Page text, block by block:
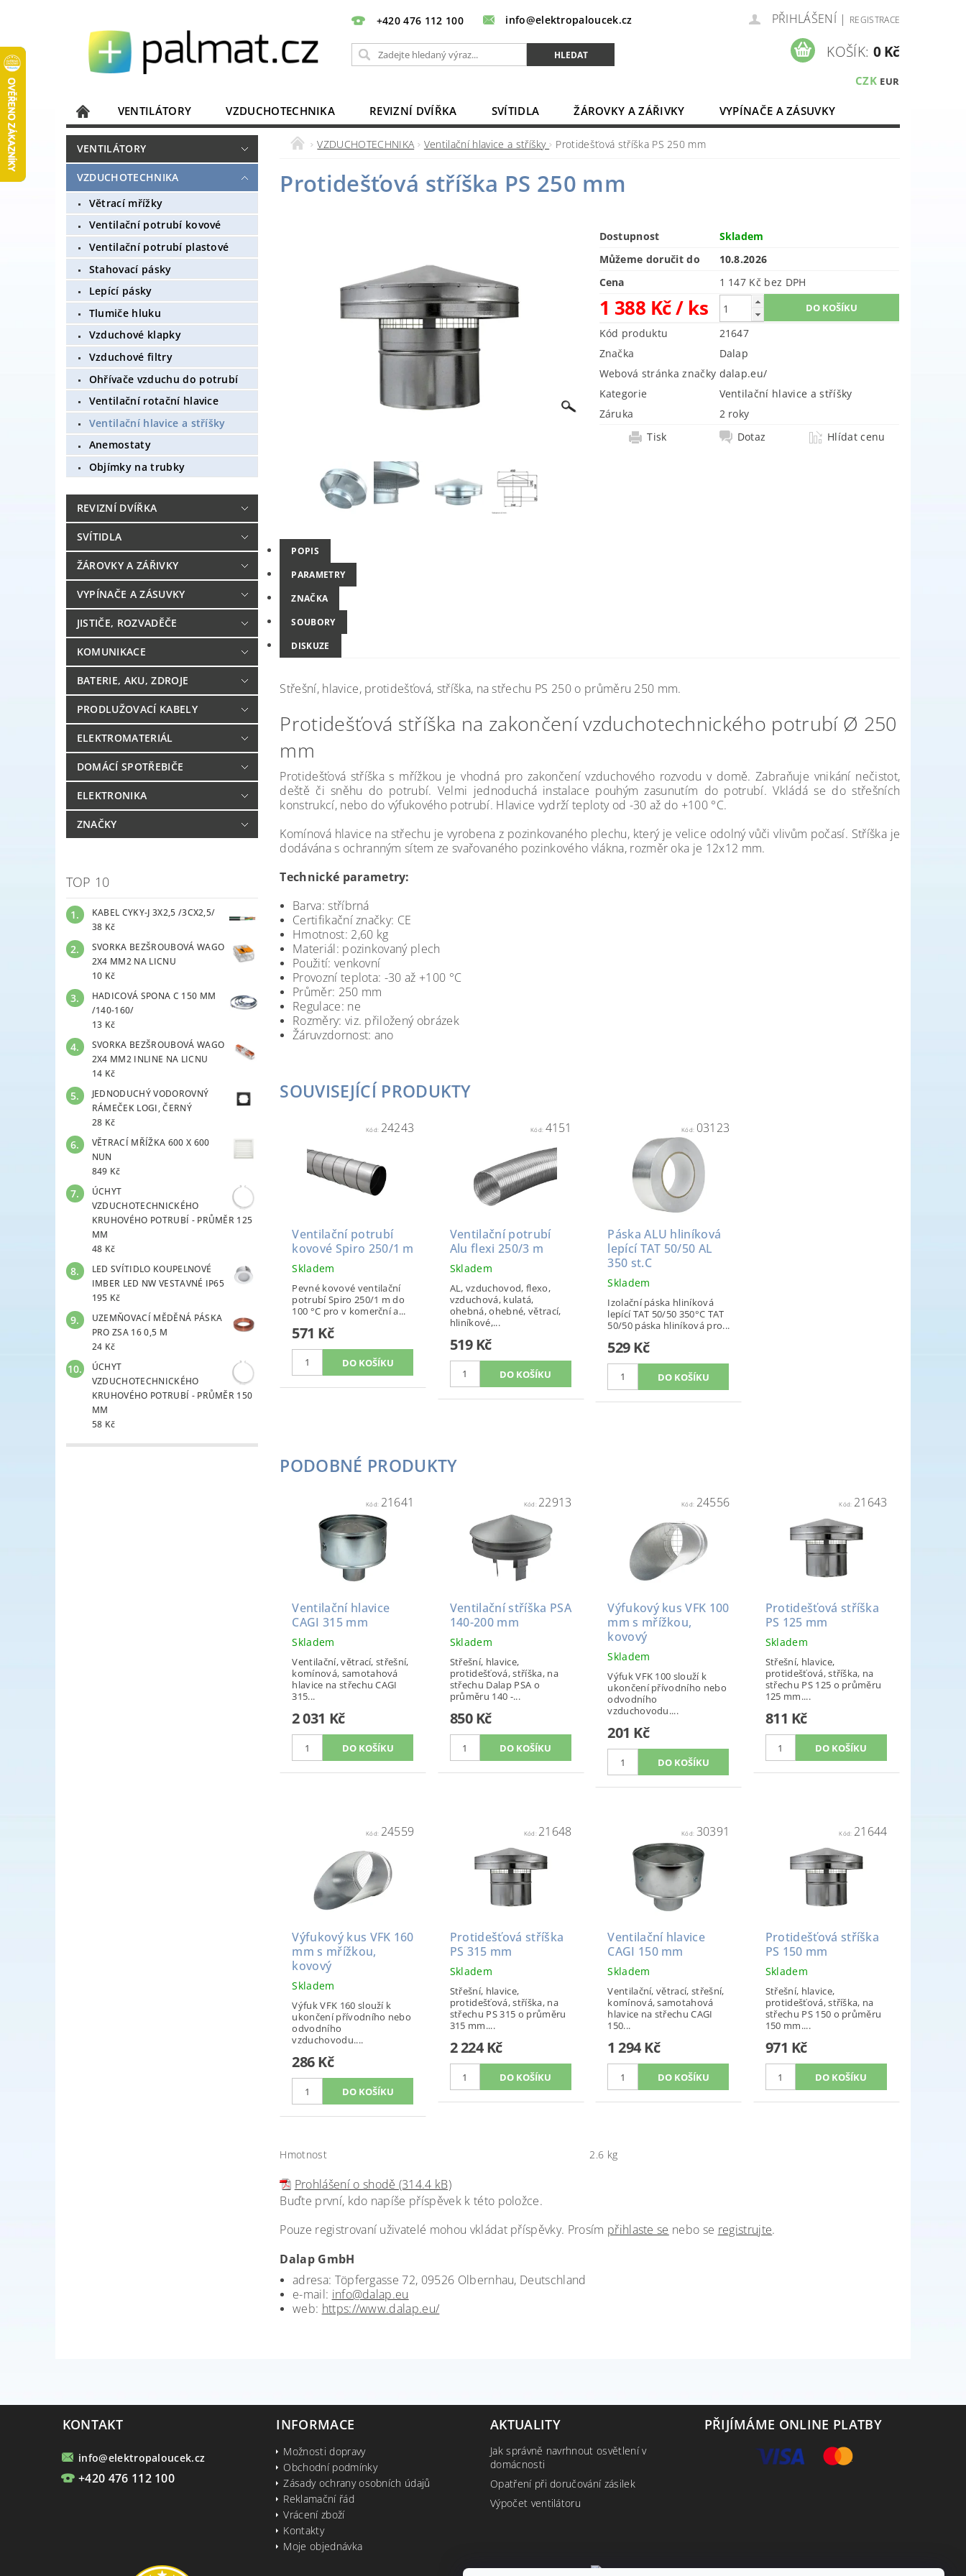
+420 476 112 100 info@elektropaloucek.cz PŘIHLÁŠENÍ | REGISTRACE
CZK EUR
KOŠÍK: 0 Kč
VENTILÁTORY VZDUCHOTECHNIKA REVIZNÍ DVÍŘKA SVÍTIDLA ŽÁROVKY A ZÁŘIVKY
VYPÍNAČE A ZÁSUVKY
JISTIČE, ROZVADĚČE
KOMUNIKACE
DOMÁCÍ SPOTŘEBIČE
ELEKTRONIKA
VENTILÁTORY
VZDUCHOTECHNIKA
Větrací mřížky
Ventilační potrubí kovové
Ventilační potrubí plastové
Stahovací pásky
Lepící pásky
Tlumiče hluku
Vzduchové klapky
Vzduchové filtry
Ohřívače vzduchu do potrubí
Ventilační rotační hlavice
Ventilační hlavice a stříšky
Anemostaty
Objímky na trubky
REVIZNÍ DVÍŘKA
SVÍTIDLA
ŽÁROVKY A ZÁŘIVKY
VYPÍNAČE A ZÁSUVKY
JISTIČE, ROZVADĚČE
KOMUNIKACE
BATERIE, AKU, ZDROJE
PRODLUŽOVACÍ KABELY
ELEKTROMATERIÁL
DOMÁCÍ SPOTŘEBIČE
ELEKTRONIKA
ZNAČKY
TOP 10
KABEL CYKY-J 3X2,5 /3CX2,5/
38 Kč
SVORKA BEZŠROUBOVÁ WAGO
2X4 MM2 NA LICNU
10 Kč
HADICOVÁ SPONA C 150 MM
/140-160/
13 Kč
SVORKA BEZŠROUBOVÁ WAGO
2X4 MM2 INLINE NA LICNU
14 Kč
JEDNODUCHÝ VODOROVNÝ
RÁMEČEK LOGI, ČERNÝ
28 Kč
VĚTRACÍ MŘÍŽKA 600 X 600
NUN
849 Kč
ÚCHYT
VZDUCHOTECHNICKÉHO
KRUHOVÉHO POTRUBÍ - PRŮMĚR 125
MM
48 Kč
LED SVÍTIDLO KOUPELNOVÉ
IMBER LED NW VESTAVNÉ IP65
195 Kč
UZEMŇOVACÍ MĚDĚNÁ PÁSKA
PRO ZSA 16 0,5 M
24 Kč
ÚCHYT
VZDUCHOTECHNICKÉHO
KRUHOVÉHO POTRUBÍ - PRŮMĚR 150
MM
58 Kč
VZDUCHOTECHNIKA Ventilační hlavice a stříšky Protidešťová stříška PS 250 mm
Protidešťová stříška PS 250 mm
Dostupnost
Skladem
Můžeme doručit do
10.8.2026
Cena
1 147 Kč bez DPH
1 388 Kč/ ks
Kód produktu
21647
Značka
Dalap
Webová stránka značky dalap.eu/
Kategorie
Ventilační hlavice a stříšky
Záruka
2 roky
Tisk
Dotaz Hlídat cenu
POPIS
PARAMETRY
ZNAČKA
SOUBORY
DISKUZE
Střešní, hlavice, protidešťová, stříška, na střechu PS 250 o průměru 250 mm.
Protidešťová stříška na zakončení vzduchotechnického potrubí Ø 250
mm
Protidešťová stříška s mřížkou je vhodná pro zakončení vzduchového rozvodu v domě. Zabraňuje vnikání nečistot,
deště či sněhu do potrubí. Velmi jednoduchá instalace pouhým zasunutím do potrubí. Vkládá se do střešních
konstrukcí, nebo do výfukového potrubí. Hlavice vydrží teploty od -30 až do +100 °C.
Komínová hlavice na střechu je vyrobena z pozinkovaného plechu, který je velice odolný vůči vlivům počasí. Stříška je
dodávána s ochranným sítem ze svařovaného pozinkového vlákna, rozměr oka je 12x12 mm.
Technické parametry:
Barva: stříbrná
Certifikační značky: CE
Hmotnost: 2,60 kg
Materiál: pozinkovaný plech
Použití: venkovní
Provozní teplota: -30 až +100 °C
Průměr: 250 mm
Regulace: ne
Rozměry: viz. přiložený obrázek
Žáruvzdornost: ano
SOUVISEJÍCÍ PRODUKTY
Kód: 24243
Ventilační potrubí
kovové Spiro 250/1 m
Skladem
Pevné kovové ventilační
potrubí Spiro 250/1 m do
100 °C pro v komerční a...
571 Kč
Kód: 4151
Ventilační potrubí
Alu flexi 250/3 m
Skladem
AL, vzduchovod, flexo,
vzduchová, kulatá,
ohebná, ohebné, větrací,
hliníkové,...
519 Kč
Kód: 03123
Páska ALU hliníková
lepící TAT 50/50 AL
350 st.C
Skladem
Izolační páska hliníková
lepící TAT 50/50 350°C TAT
50/50 páska hliníková pro...
529 Kč
PODOBNÉ PRODUKTY
Kód: 21641
Ventilační hlavice
CAGI 315 mm
Skladem
Ventilační, větrací, střešní,
komínová, samotahová
hlavice na střechu CAGI
315...
2 031 Kč
Kód: 22913
Ventilační stříška PSA
140-200 mm
Skladem
Střešní, hlavice,
protidešťová, stříška, na
střechu Dalap PSA o
průměru 140 -...
850 Kč
Kód: 24556
Výfukový kus VFK 100
mm s mřížkou,
kovový
Skladem
Výfuk VFK 100 slouží k
ukončení přívodního nebo
odvodního
vzduchovodu....
201 Kč
Kód: 21643
Protidešťová stříška
PS 125 mm
Skladem
Střešní, hlavice,
protidešťová, stříška, na
střechu PS 125 o průměru
125 mm....
811 Kč
Kód: 24559
Výfukový kus VFK 160
mm s mřížkou,
kovový
Skladem
Výfuk VFK 160 slouží k
ukončení přívodního nebo
odvodního
vzduchovodu....
286 Kč
Kód: 21648
Protidešťová stříška
PS 315 mm
Skladem
Střešní, hlavice,
protidešťová, stříška, na
střechu PS 315 o průměru
315 mm....
2 224 Kč
Kód: 30391
Ventilační hlavice
CAGI 150 mm
Skladem
Ventilační, větrací, střešní,
komínová, samotahová
hlavice na střechu CAGI
150...
1 294 Kč
Kód: 21644
Protidešťová stříška
PS 150 mm
Skladem
Střešní, hlavice,
protidešťová, stříška, na
střechu PS 150 o průměru
150 mm....
971 Kč
Hmotnost 2.6 kg
Prohlášení o shodě (314.4 kB)
Buďte první, kdo napíše příspěvek k této položce.
Pouze registrovaní uživatelé mohou vkládat příspěvky. Prosím přihlaste se nebo se registrujte.
Dalap GmbH
adresa: Töpfergasse 72, 09526 Olbernhau, Deutschland
e-mail: info@dalap.eu
web: https://www.dalap.eu/
KONTAKT
info@elektropaloucek.cz
+420 476 112 100
INFORMACE
Možnosti dopravy
Obchodní podmínky
Zásady ochrany osobních údajů
Reklamační řád
Vrácení zboží
Kontakty
Moje objednávka
AKTUALITY
Jak správně navrhnout osvětlení v
domácnosti
Opatření při doručování zásilek
Výpočet ventilátoru
PŘIJÍMÁME ONLINE PLATBY